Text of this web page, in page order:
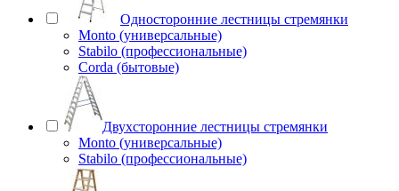
Односторонние лестницы стремянки
Monto (универсальные)
Stabilo (профессиональные)
Corda (бытовые)
Двухсторонние лестницы стремянки
Monto (универсальные)
Stabilo (профессиональные)